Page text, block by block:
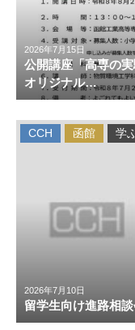
2026年7月15日
公開講座「高専の
オリジナル…
2026年7月10日
留学生向け進路相
CCH 函館 学